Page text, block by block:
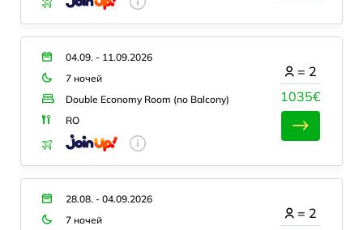
04.09. - 11.09.2026
7 ночей
Double Economy Room (no Balcony)
RO
1035€
= 2
28.08. - 04.09.2026
7 ночей
= 2